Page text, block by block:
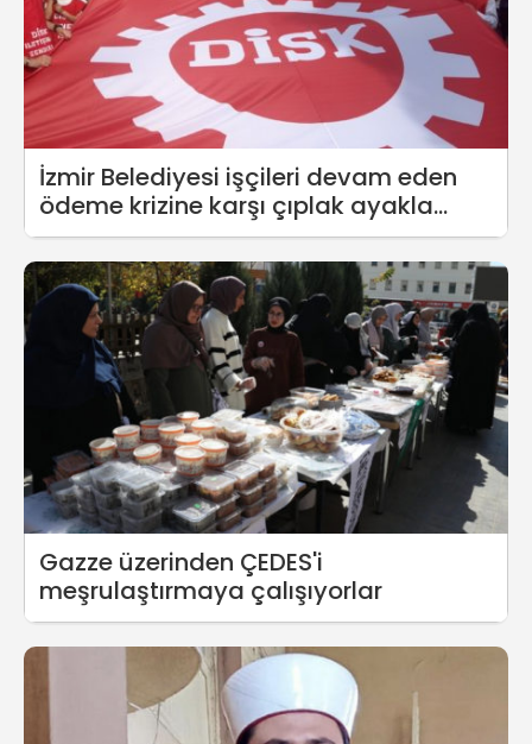
İzmir Belediyesi işçileri devam eden
ödeme krizine karşı çıplak ayakla
yürüyüş kararı aldı
Gazze üzerinden ÇEDES'i
meşrulaştırmaya çalışıyorlar